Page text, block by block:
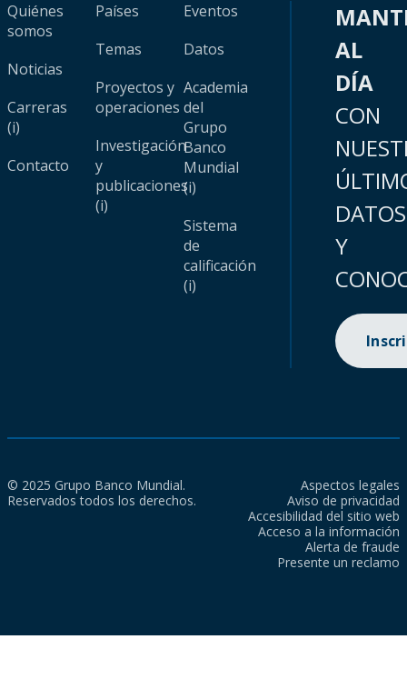
Quiénes
somos
Noticias
Carreras
(i)
Contacto
Países
Temas
Proyectos y
operaciones
Investigación
y
publicaciones
(i)
Eventos
Datos
Academia
del
Grupo
Banco
Mundial
(i)
Sistema
de
calificación
(i)
AL
DÍA
CON
DATOS
Y
© 2025 Grupo Banco Mundial.
Reservados todos los derechos.
Aspectos legales
Aviso de privacidad
Accesibilidad del sitio web
Acceso a la información
Alerta de fraude
Presente un reclamo